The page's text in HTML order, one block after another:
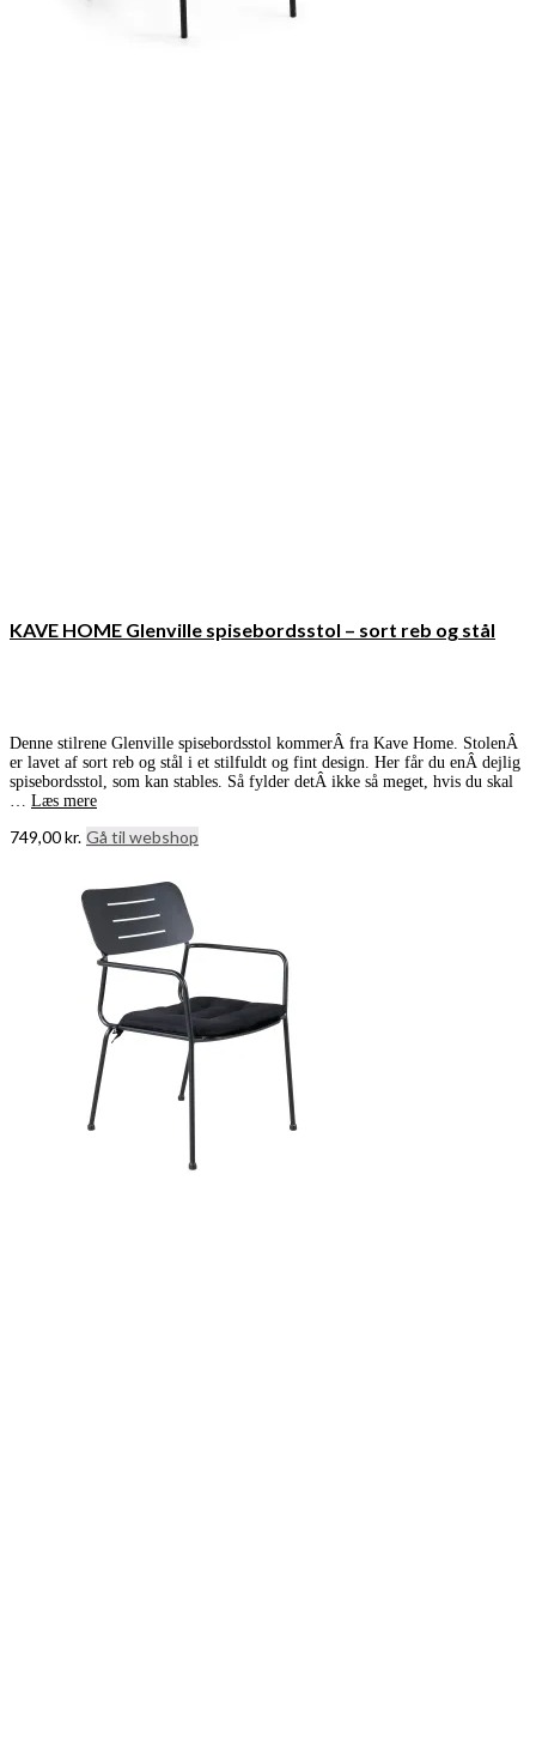
KAVE HOME Glenville spisebordsstol – sort reb og stål
Denne stilrene Glenville spisebordsstol kommerÂ fra Kave Home. StolenÂ
er lavet af sort reb og stål i et stilfuldt og fint design. Her får du enÂ dejlig
spisebordsstol, som kan stables. Så fylder detÂ ikke så meget, hvis du skal
… Læs mere
749,00kr. Gå til webshop